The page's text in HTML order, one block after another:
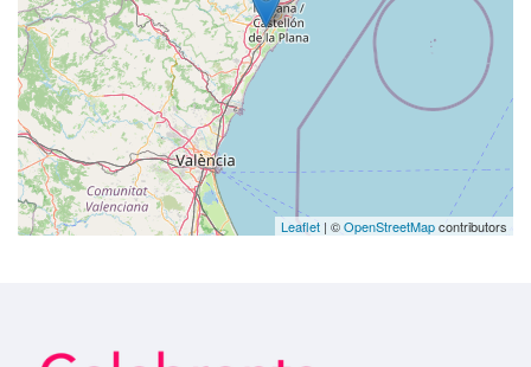
Leaflet | ©OpenStreetMapcontributors